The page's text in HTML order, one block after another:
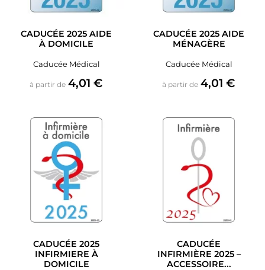
CADUCÉE 2025 AIDE
À DOMICILE
Caducée Médical
à partir de Prix
4,01 €
CADUCÉE 2025 AIDE
MÉNAGÈRE
Caducée Médical
à partir de Prix
4,01 €
CADUCÉE 2025
INFIRMIERE À
DOMICILE
CADUCÉE
INFIRMIÈRE 2025 –
ACCESSOIRE...